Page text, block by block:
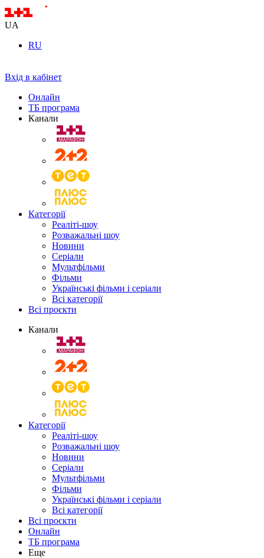
UA
RU
Вхід в кабінет
Онлайн
ТБ програма
Канали
Категорії
Реаліті-шоу
Розважальні шоу
Новини
Серіали
Мультфільми
Фільми
Українські фільми і серіали
Всі категорії
Всі проєкти
Канали
Категорії
Реаліті-шоу
Розважальні шоу
Новини
Серіали
Мультфільми
Фільми
Українські фільми і серіали
Всі категорії
Всі проєкти
Онлайн
ТБ програма
Еще